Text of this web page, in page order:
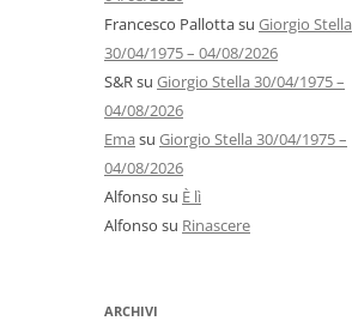
Francesco Pallottasu Giorgio Stella
30/04/1975 – 04/08/2026
S&Rsu Giorgio Stella 30/04/1975 –
04/08/2026
Ema su Giorgio Stella 30/04/1975 –
04/08/2026
Alfonso su È lì
Alfonso su Rinascere
ARCHIVI